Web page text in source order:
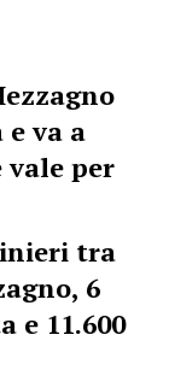
va a
vale per
tra
6
e 11.600